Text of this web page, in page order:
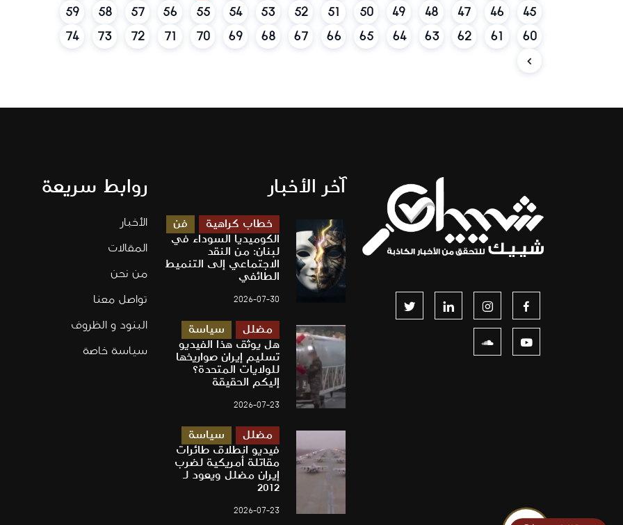
45
46
47
48
49
50
51
52
53
54
55
56
57
58
59
60
61
62
63
64
65
66
67
68
69
70
71
72
73
74
آخر الأخبار
خطاب كراهية
فن
الكوميديا السوداء في
لبنان: من النقد
الاجتماعي إلى التنميط
الطائفي
2026-07-30
مضلل
سياسة
هل يوثق هذا الفيديو
تسليم إيران صواريخها
للولايات المتحدة؟
إليكم الحقيقة
2026-07-23
مضلل
سياسة
فيديو انطلاق طائرات
مقاتلة أمريكية لضرب
إيران مضلل ويعود لـ
2012
2026-07-23
روابط سريعة
الأخبار
المقالات
من نحن
تواصل معنا
البنود و الظروف
سياسة خاصة